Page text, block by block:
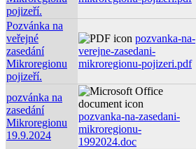
pojizeří.
Pozvánka na
veřejné
zasedání
Mikroregionu
pojizeří.
pozvanka-na-
verejne-zasedani-
mikroregionu-pojizeri.pdf
pozvánka na
zasedání
Mikroregionu
19.9.2024
pozvanka-na-zasedani-
mikroregionu-
1992024.doc